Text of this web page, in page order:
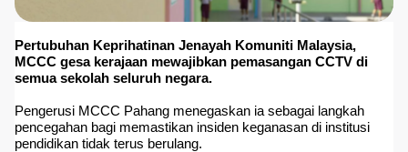
Pertubuhan Keprihatinan Jenayah Komuniti Malaysia,
MCCC gesa kerajaan mewajibkan pemasangan CCTV di
semua sekolah seluruh negara.
Pengerusi MCCC Pahang menegaskan ia sebagai langkah
pencegahan bagi memastikan insiden keganasan di institusi
pendidikan tidak terus berulang.